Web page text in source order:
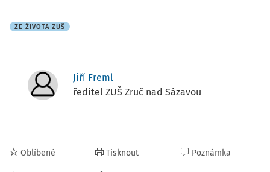
ZE ŽIVOTA ZUŠ
Jiří Freml
ředitel ZUŠ Zruč nad Sázavou
Oblíbené Tisknout Poznámka